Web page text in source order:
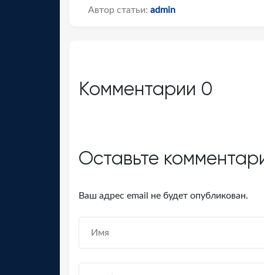
Автор статьи: admin
Комментарии 0
Оставьте
Ваш адрес email не будет опубликован.